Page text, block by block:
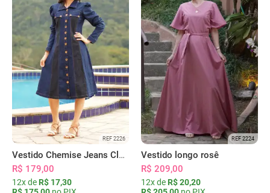
REF 2226
Vestido Chemise Jeans Clássica Serena
R$ 179,00
12x de R$ 17,30
REF 2224
Vestido longo rosê
R$ 209,00
12x de R$ 20,20